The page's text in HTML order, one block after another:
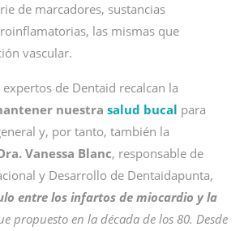
de marcadores, sustancias
las mismas que
vascular.
de Dentaid recalcan la
nuestra salud bucal para
y, por tanto, también la
Vanessa Blanc, responsable de
y Desarrollo de Dentaidapunta,
entre los infartos de miocardio y la
propuesto en la década de los 80. Desde